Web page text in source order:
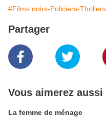
#Films noirs-Policiers-Thrillers
Partager
Vous aimerez aussi
La femme de ménage